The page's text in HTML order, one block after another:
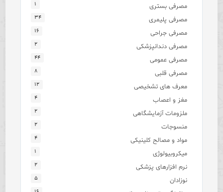
مصرفی بستری ۱
مصرفی پلیمری ۳۴
مصرفی جراحی ۱۶
مصرفی دندانپزشکی ۲
مصرفی عمومی ۴۴
مصرفی قلبی ۸
معرف های تشخیصی ۱۲
مغز و اعصاب ۴
ملزومات آزمایشگاهی ۲
منسوجات ۲
مواد و مصالح کلینیکی ۴
میکروبیولوژی ۱
نرم افزارهای پزشکی ۲
نوزادان ۵